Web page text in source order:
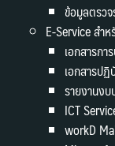
ข้อมูลตรว
E-Service สำห
เอกสารกา
เอกสารป
รายงานง
ICT
workD